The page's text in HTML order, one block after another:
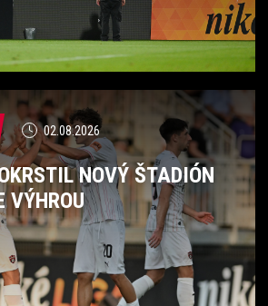
02.08.2026
NOVÝ ŠTADIÓN
VÝHROU